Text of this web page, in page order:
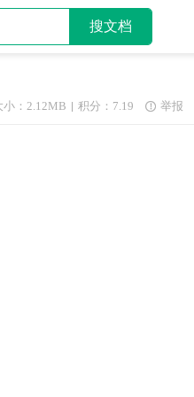
搜文档
小：2.12MB 积分：7.19  举报